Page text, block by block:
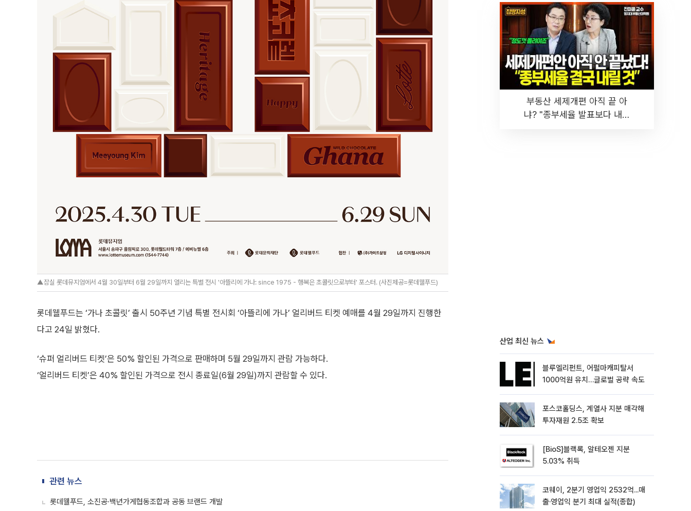
▲잠실 롯데뮤지엄에서 4월 30일부터 6월 29일까지 열리는 특별 전시 '아뜰리에 가나: since 1975 - 행복은 초콜릿으로부터' 포스터. (사진제공=롯데웰푸드)
롯데웰푸드는 ‘가나 초콜릿’ 출시 50주년 기념 특별 전시회 ‘아뜰리에 가나’ 얼리버드 티켓 예매를 4월 29일까지 진행한
다고 24일 밝혔다.
‘슈퍼 얼리버드 티켓’은 50% 할인된 가격으로 판매하며 5월 29일까지 관람 가능하다.
‘얼리버드 티켓’은 40% 할인된 가격으로 전시 종료일(6월 29일)까지 관람할 수 있다.
관련 뉴스
롯데웰푸드, 소진공·백년가게협동조합과 공동 브랜드 개발
부동산 세제개편 아직 끝 아
냐? "종부세율 발표보다 내릴
산업 최신 뉴스
블루엘리펀트, 어펄마캐피탈서
1000억원 유치…글로벌 공략 속도
포스코홀딩스, 계열사 지분 매각해
투자재원 2.5조 확보
[BioS]블랙록, 알테오젠 지분
5.03% 취득
코웨이, 2분기 영업익 2532억...매
출·영업익 분기 최대 실적(종합)